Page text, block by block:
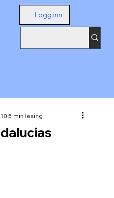
Logg inn
5 min lesing